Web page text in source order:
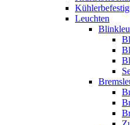
Leuchten